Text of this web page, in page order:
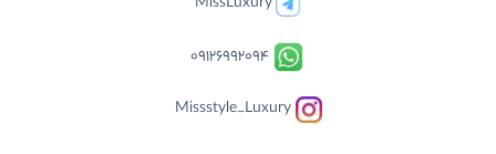
09126992094
Missstyle_Luxury